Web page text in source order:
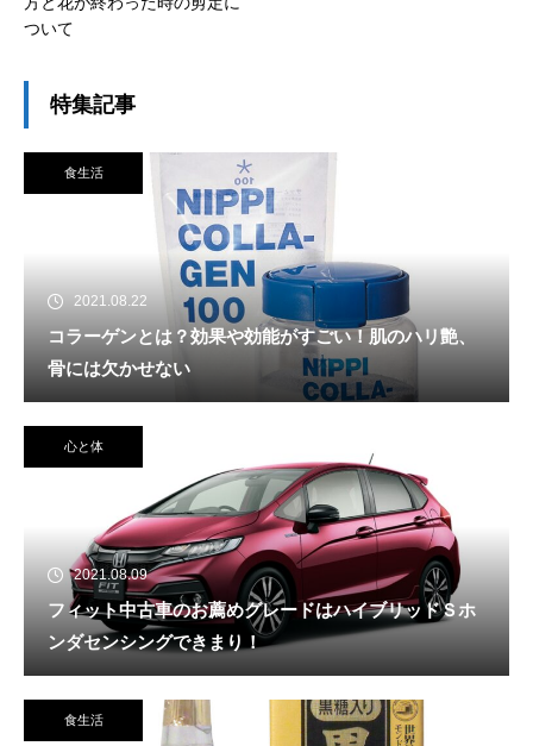
ついて
特集記事
食生活
2021.08.22
コラーゲンとは？効果や効能がすごい！肌のハリ艶、
骨には欠かせない
心と体
2021.08.09
フィット中古車のお薦めグレードはハイブリッドＳホ
ンダセンシングできまり！
食生活